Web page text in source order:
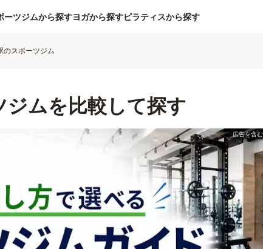
ーツジムから探すヨガから探すピラティスから探す
のスポーツジム
ジムを比較して探す